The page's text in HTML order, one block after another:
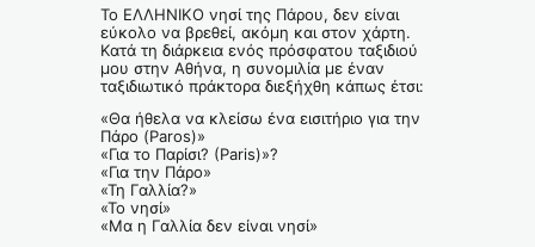
Το ΕΛΛΗΝΙΚΟ νησί της Πάρου, δεν είναι
εύκολο να βρεθεί, ακόμη και στον χάρτη.
Κατά τη διάρκεια ενός πρόσφατου ταξιδιού
μου στην Αθήνα, η συνομιλία με έναν
ταξιδιωτικό πράκτορα διεξήχθη κάπως έτσι:
«Θα ήθελα να κλείσω ένα εισιτήριο για την
Πάρο (Paros)»
«Για το Παρίσι? (Paris)»?
«Για την Πάρο»
«Τη Γαλλία?»
«Το νησί»
«Μα η Γαλλία δεν είναι νησί»